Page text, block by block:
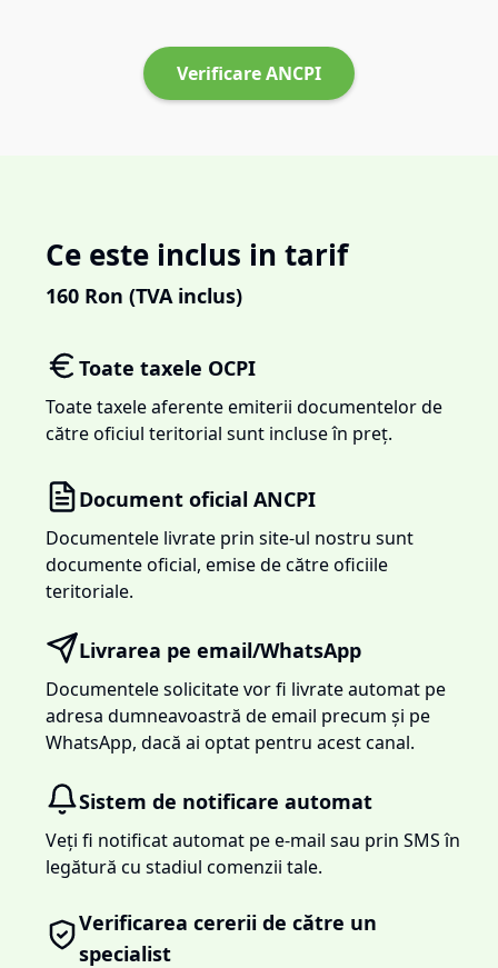
Verificare ANCPI
Ce este inclus in tarif
160 Ron (TVA inclus)
Toate taxele OCPI
Toate taxele aferente emiterii documentelor de
către oficiul teritorial sunt incluse în preț.
Document oficial ANCPI
Documentele livrate prin site-ul nostru sunt
documente oficial, emise de către oficiile
teritoriale.
Livrarea pe email/WhatsApp
Documentele solicitate vor fi livrate automat pe
adresa dumneavoastră de email precum și pe
WhatsApp, dacă ai optat pentru acest canal.
Sistem de notificare automat
Veți fi notificat automat pe e-mail sau prin SMS în
legătură cu stadiul comenzii tale.
Verificarea cererii de către un
specialist